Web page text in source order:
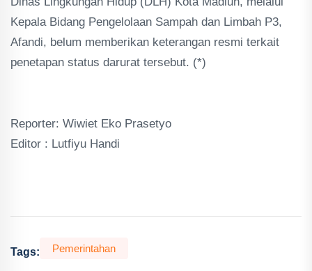
Kepala Bidang Pengelolaan Sampah dan Limbah P3,
Afandi, belum memberikan keterangan resmi terkait
penetapan status darurat tersebut. (*)
Reporter: Wiwiet Eko Prasetyo
Editor : Lutfiyu Handi
Tags: Pemerintahan